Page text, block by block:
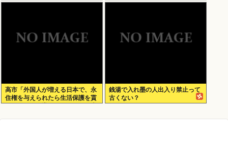
ホの嫌儲民は反省文書いてね。
高市「外国人が増える日本で、永
住権を与えられたら生活保護を貰
銭湯で入れ墨の人出入り禁止って
古くない？